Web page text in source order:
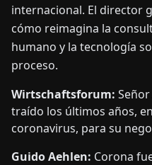
internacional. El director
cómo reimagina la
humano y la tecnología
proceso.
Wirtschaftsforum:
traído los últimos años,
coronavirus, para su
Guido Aehlen: Corona